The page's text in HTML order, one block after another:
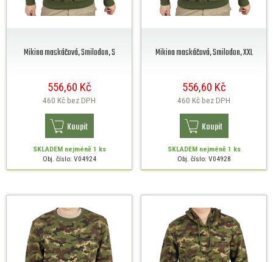
Mikina maskáčová, Smilodon, S
556,60 Kč
460 Kčbez DPH
Koupit
SKLADEMnejméně 1 ks
Obj. číslo: V04924
Mikina maskáčová, Smilodon, XXL
556,60 Kč
460 Kčbez DPH
Koupit
SKLADEMnejméně 1 ks
Obj. číslo: V04928